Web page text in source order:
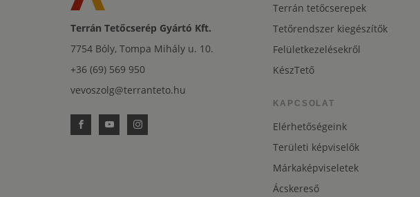
Terrán Tetőcserép Gyártó Kft.
7754 Bóly, Tompa Mihály u. 10.
+36 (69) 569 950
vevoszolg@terranteto.hu
Terrán tetőcserepek
Tetőrendszer kiegészítők
Felületkezelésekről
KészTető
KAPCSOLAT
Elérhetőségeink
Területi képviselők
Márkaképviseletek
Ácskereső